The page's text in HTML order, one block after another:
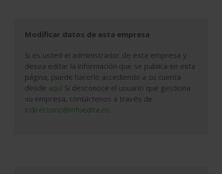
Modificar datos de esta empresa
Si es usted el administrador de esta empresa y
desea editar la información que se publica en esta
página, puede hacerlo accediendo a su cuenta
desde aquí Si desconoce el usuario que gestiona
su empresa, contáctenos a través de
icdirectorio@infoedita.es.